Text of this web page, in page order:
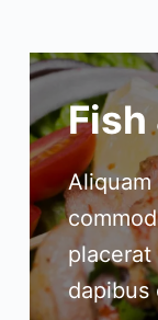
Fish
dapibus